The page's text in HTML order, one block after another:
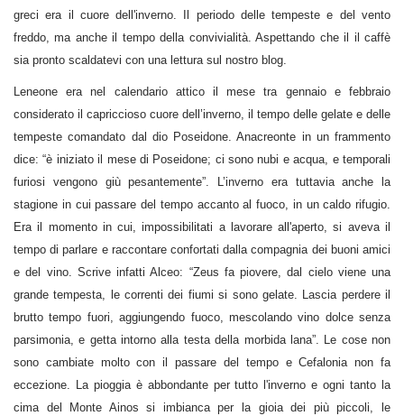
greci era il cuore dell'inverno. Il periodo delle tempeste e del vento
freddo, ma anche il tempo della convivialità. Aspettando che il il caffè
sia pronto scaldatevi con una lettura sul nostro blog.
Leneone era nel calendario attico il mese tra gennaio e febbraio
considerato il capriccioso cuore dell’inverno, il tempo delle gelate e delle
tempeste comandato dal dio Poseidone. Anacreonte in un frammento
dice: “è iniziato il mese di Poseidone; ci sono nubi e acqua, e temporali
furiosi vengono giù pesantemente”. L’inverno era tuttavia anche la
stagione in cui passare del tempo accanto al fuoco, in un caldo rifugio.
Era il momento in cui, impossibilitati a lavorare all'aperto, si aveva il
tempo di parlare e raccontare confortati dalla compagnia dei buoni amici
e del vino. Scrive infatti Alceo: “Zeus fa piovere, dal cielo viene una
grande tempesta, le correnti dei fiumi si sono gelate. Lascia perdere il
brutto tempo fuori, aggiungendo fuoco, mescolando vino dolce senza
parsimonia, e getta intorno alla testa della morbida lana”. Le cose non
sono cambiate molto con il passare del tempo e Cefalonia non fa
eccezione. La pioggia è abbondante per tutto l'inverno e ogni tanto la
cima del Monte Ainos si imbianca per la gioia dei più piccoli, le